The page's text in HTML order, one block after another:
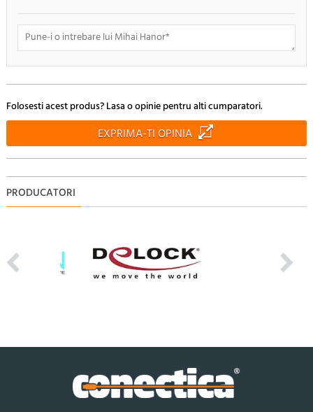
RENUNTA
TRIMITE
Folosesti acest produs? Lasa o opinie pentru alti cumparatori.
EXPRIMA-TI OPINIA
PRODUCATORI